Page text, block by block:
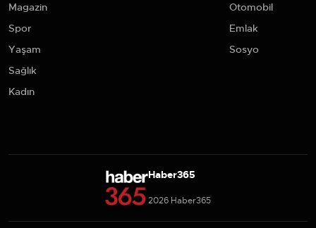
Magazin
Spor
Yaşam
Sağlık
Kadın
Otomobil
Emlak
Sosyo
Haber365
2026 Haber365